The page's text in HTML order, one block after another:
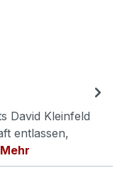
David Kleinfeld
entlassen,
Mehr